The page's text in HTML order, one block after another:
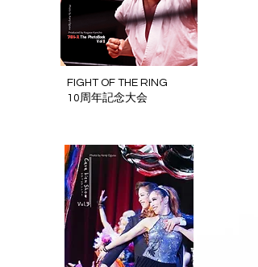
FIGHT OF THE RING
10周年記念大会